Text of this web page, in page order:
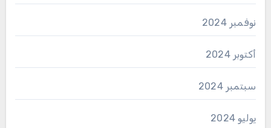
نوفمبر 2024
أكتوبر 2024
سبتمبر 2024
يوليو 2024